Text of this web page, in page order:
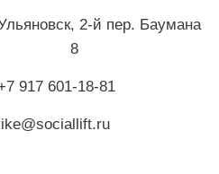
, 2-й пер. Баумана
8
917 601-18-81